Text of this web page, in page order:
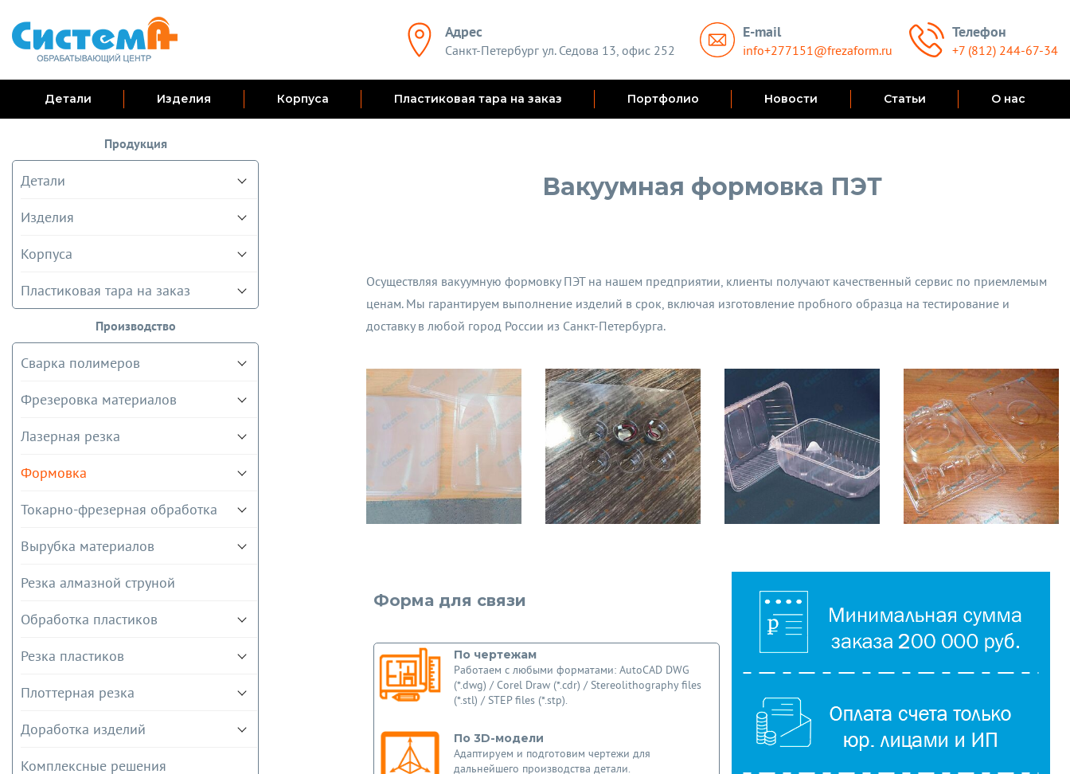
Адрес
Санкт-Петербург ул. Седова 13, офис 252
E-mail
info+277151@frezaform.ru
Телефон
+7 (812) 244-67-34
Детали Изделия Корпуса Пластиковая тара на заказ Портфолио Новости Статьи О нас
Продукция
Детали
Изделия
Корпуса
Пластиковая тара на заказ
Производство
Сварка полимеров
Фрезеровка материалов
Лазерная резка
Формовка
Токарно-фрезерная обработка
Вырубка материалов
Резка алмазной струной
Обработка пластиков
Резка пластиков
Плоттерная резка
Доработка изделий
Комплексные решения
Вакуумная формовка ПЭТ
Осуществляя вакуумную формовку ПЭТ на нашем предприятии, клиенты получают качественный сервис по приемлемым
ценам. Мы гарантируем выполнение изделий в срок, включая изготовление пробного образца на тестирование и
доставку в любой город России из Санкт-Петербурга.
Форма для связи
По чертежам
Работаем с любыми форматами: AutoCAD DWG
(*.dwg) / Corel Draw (*.cdr) / Stereolithography files
(*.stl) / STEP files (*.stp).
По 3D-модели
Адаптируем и подготовим чертежи для
дальнейшего производства детали.